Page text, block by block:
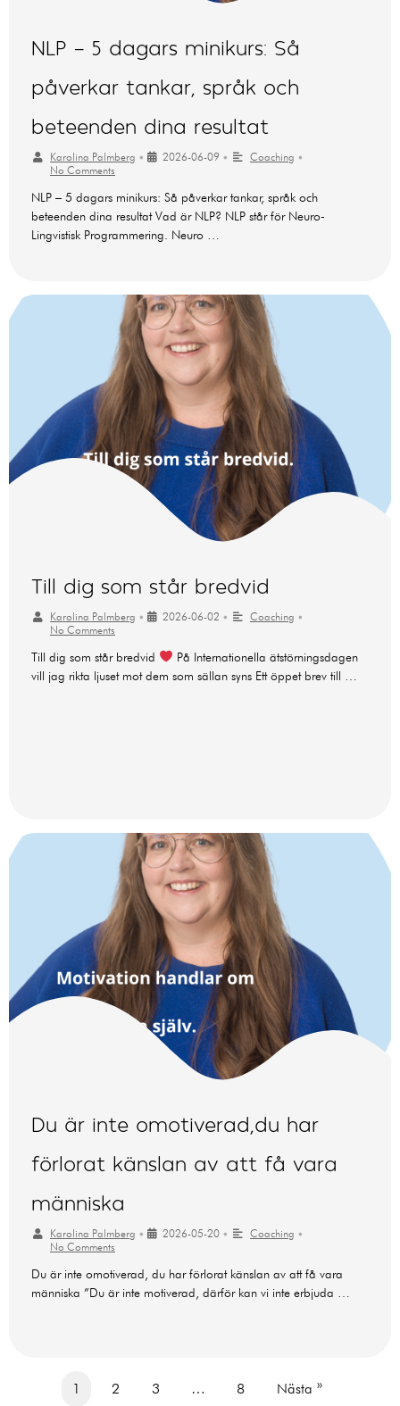
NLP – 5 dagars minikurs: Så
påverkar tankar, språk och
beteenden dina resultat
Karolina Palmberg • 2026-06-09 • Coaching •
No Comments
NLP – 5 dagars minikurs: Så påverkar tankar, språk och
beteenden dina resultat Vad är NLP? NLP står för Neuro-
Lingvistisk Programmering. Neuro …
Till dig som står bredvid
Karolina Palmberg • 2026-06-02 • Coaching •
No Comments
Till dig som står bredvid
På Internationella ätstörningsdagen
vill jag rikta ljuset mot dem som sällan syns Ett öppet brev till …
Du är inte omotiverad,du har
förlorat känslan av att få vara
människa
Karolina Palmberg • 2026-05-20 • Coaching •
No Comments
Du är inte omotiverad, du har förlorat känslan av att få vara
människa ”Du är inte motiverad, därför kan vi inte erbjuda …
1 2 3 … 8 Nästa »